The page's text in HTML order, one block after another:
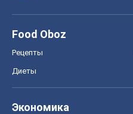
Food Oboz
Рецепты
Диеты
Экономика